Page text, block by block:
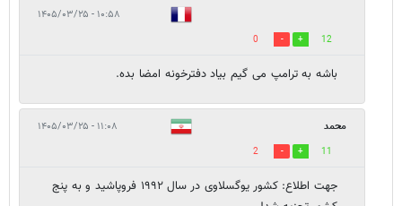
۱۰:۵۸ - ۱۴۰۵/۰۳/۲۵
12
0
باشه به ترامپ می گیم بیاد دفترخونه امضا بده.
محمد ۱۱:۰۸ - ۱۴۰۵/۰۳/۲۵
11
2
جهت اطلاع: کشور یوگسلاوی در سال ۱۹۹۲ فروپاشید و به پنج